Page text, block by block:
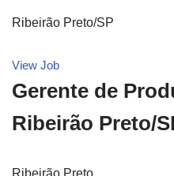
Ribeirão Preto/SP
View Job
Gerente de
Ribeirão Preto/
Ribeirão Preto